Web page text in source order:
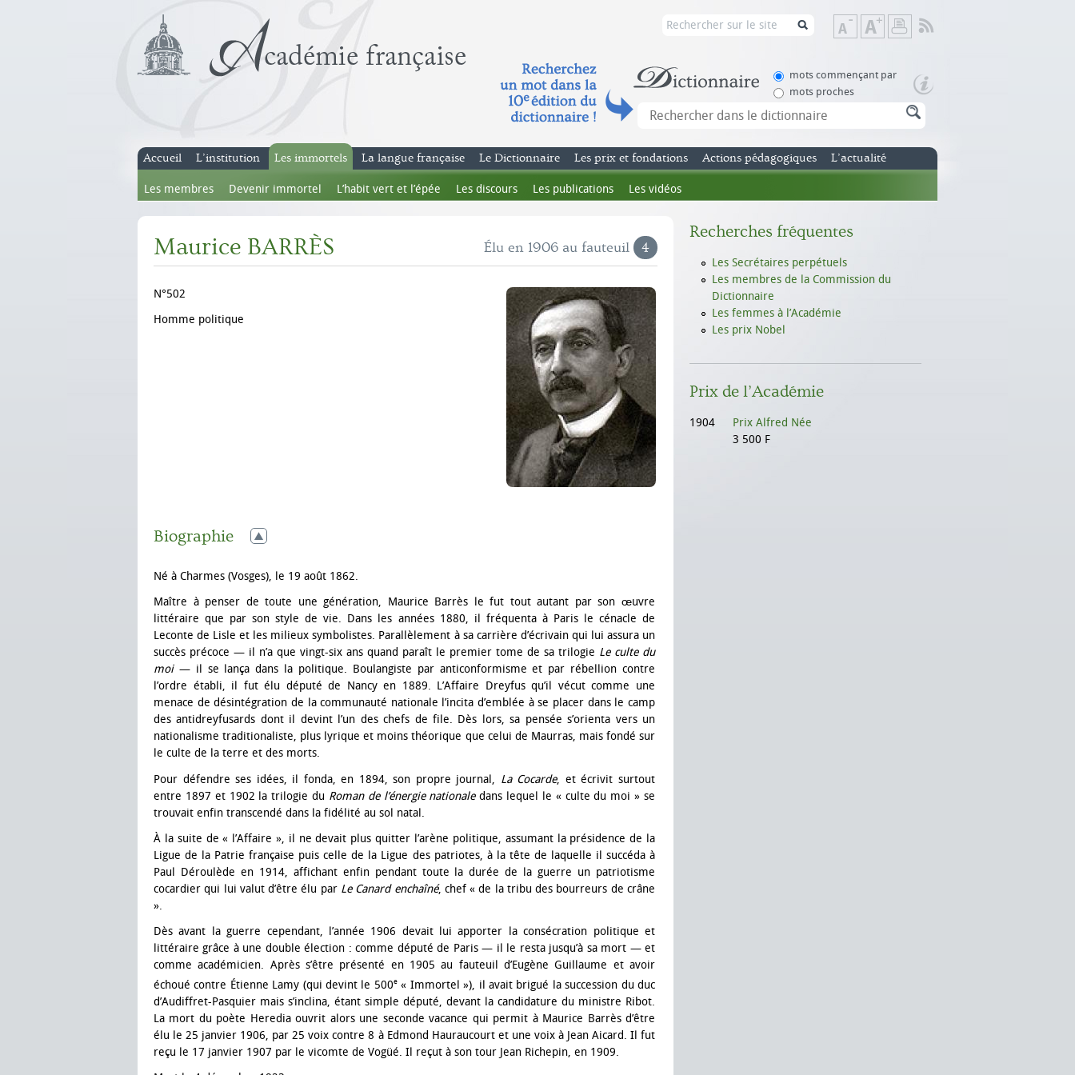
Diminuer
la
de
Augmenter
la
de
mots commençant par
mots proches
Accueil L’institution Les immortels
Les membres Devenir immortel L’habit vert et l’épée Les discours Les publications Les vidéos
La langue française Le Dictionnaire Les prix et fondations Actions pédagogiques L’actualité
Maurice BARRÈS Élu en 1906 au fauteuil 4
N°502
Homme politique
Biographie
Né à Charmes (Vosges), le 19 août 1862.
Maître à penser de toute une génération, Maurice Barrès le fut tout autant par son œuvre
littéraire que par son style de vie. Dans les années 1880, il fréquenta à Paris le cénacle de
Leconte de Lisle et les milieux symbolistes. Parallèlement à sa carrière d’écrivain qui lui assura un
succès précoce — il n’a que vingt-six ans quand paraît le premier tome de sa trilogie Le culte du
moi— il se lança dans la politique. Boulangiste par anticonformisme et par rébellion contre
l’ordre établi, il fut élu député de Nancy en 1889. L’Affaire Dreyfus qu’il vécut comme une
menace de désintégration de la communauté nationale l’incita d’emblée à se placer dans le camp
des antidreyfusards dont il devint l’un des chefs de file. Dès lors, sa pensée s’orienta vers un
nationalisme traditionaliste, plus lyrique et moins théorique que celui de Maurras, mais fondé sur
le culte de la terre et des morts.
Pour défendre ses idées, il fonda, en 1894, son propre journal, La Cocarde, et écrivit surtout
entre 1897 et 1902 la trilogie du Roman de l’énergie nationaledans lequel le « culte du moi » se
trouvait enfin transcendé dans la fidélité au sol natal.
À la suite de « l’Affaire », il ne devait plus quitter l’arène politique, assumant la présidence de la
Ligue de la Patrie française puis celle de la Ligue des patriotes, à la tête de laquelle il succéda à
Paul Déroulède en 1914, affichant enfin pendant toute la durée de la guerre un patriotisme
cocardier qui lui valut d’être élu par Le Canard enchaîné, chef « de la tribu des bourreurs de crâne
».
Dès avant la guerre cependant, l’année 1906 devait lui apporter la consécration politique et
littéraire grâce à une double élection : comme député de Paris — il le resta jusqu’à sa mort — et
comme académicien. Après s’être présenté en 1905 au fauteuil d’Eugène Guillaume et avoir
échoué contre Étienne Lamy (qui devint le 500e« Immortel »), il avait brigué la succession du duc
d’Audiffret-Pasquier mais s’inclina, étant simple député, devant la candidature du ministre Ribot.
La mort du poète Heredia ouvrit alors une seconde vacance qui permit à Maurice Barrès d’être
élu le 25 janvier 1906, par 25 voix contre 8 à Edmond Hauraucourt et une voix à Jean Aicard. Il fut
reçu le 17 janvier 1907 par le vicomte de Vogüé. Il reçut à son tour Jean Richepin, en 1909.
Recherches fréquentes
Les Secrétaires perpétuels
Les membres de la Commission du
Dictionnaire
Les femmes à l’Académie
Les prix Nobel
Prix de l’Académie
1904
Prix Alfred Née
3 500 F